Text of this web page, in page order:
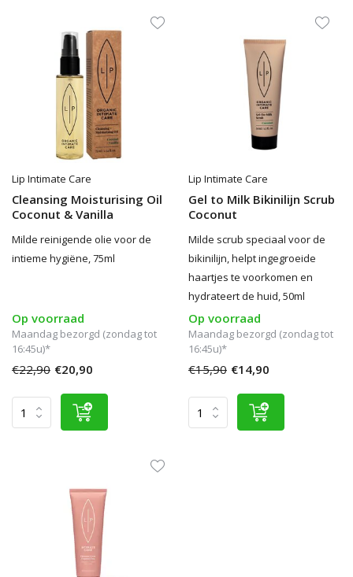
Lip Intimate Care
Cleansing Moisturising Oil
Coconut & Vanilla
Milde reinigende olie voor de
intieme hygiëne, 75ml
Op voorraad
Maandag bezorgd (zondag tot
16:45u)*
€22,90 €20,90
Lip Intimate Care
Gel to Milk Bikinilijn Scrub
Coconut
Milde scrub speciaal voor de
bikinilijn, helpt ingegroeide
haartjes te voorkomen en
hydrateert de huid, 50ml
Op voorraad
Maandag bezorgd (zondag tot
16:45u)*
€15,90 €14,90